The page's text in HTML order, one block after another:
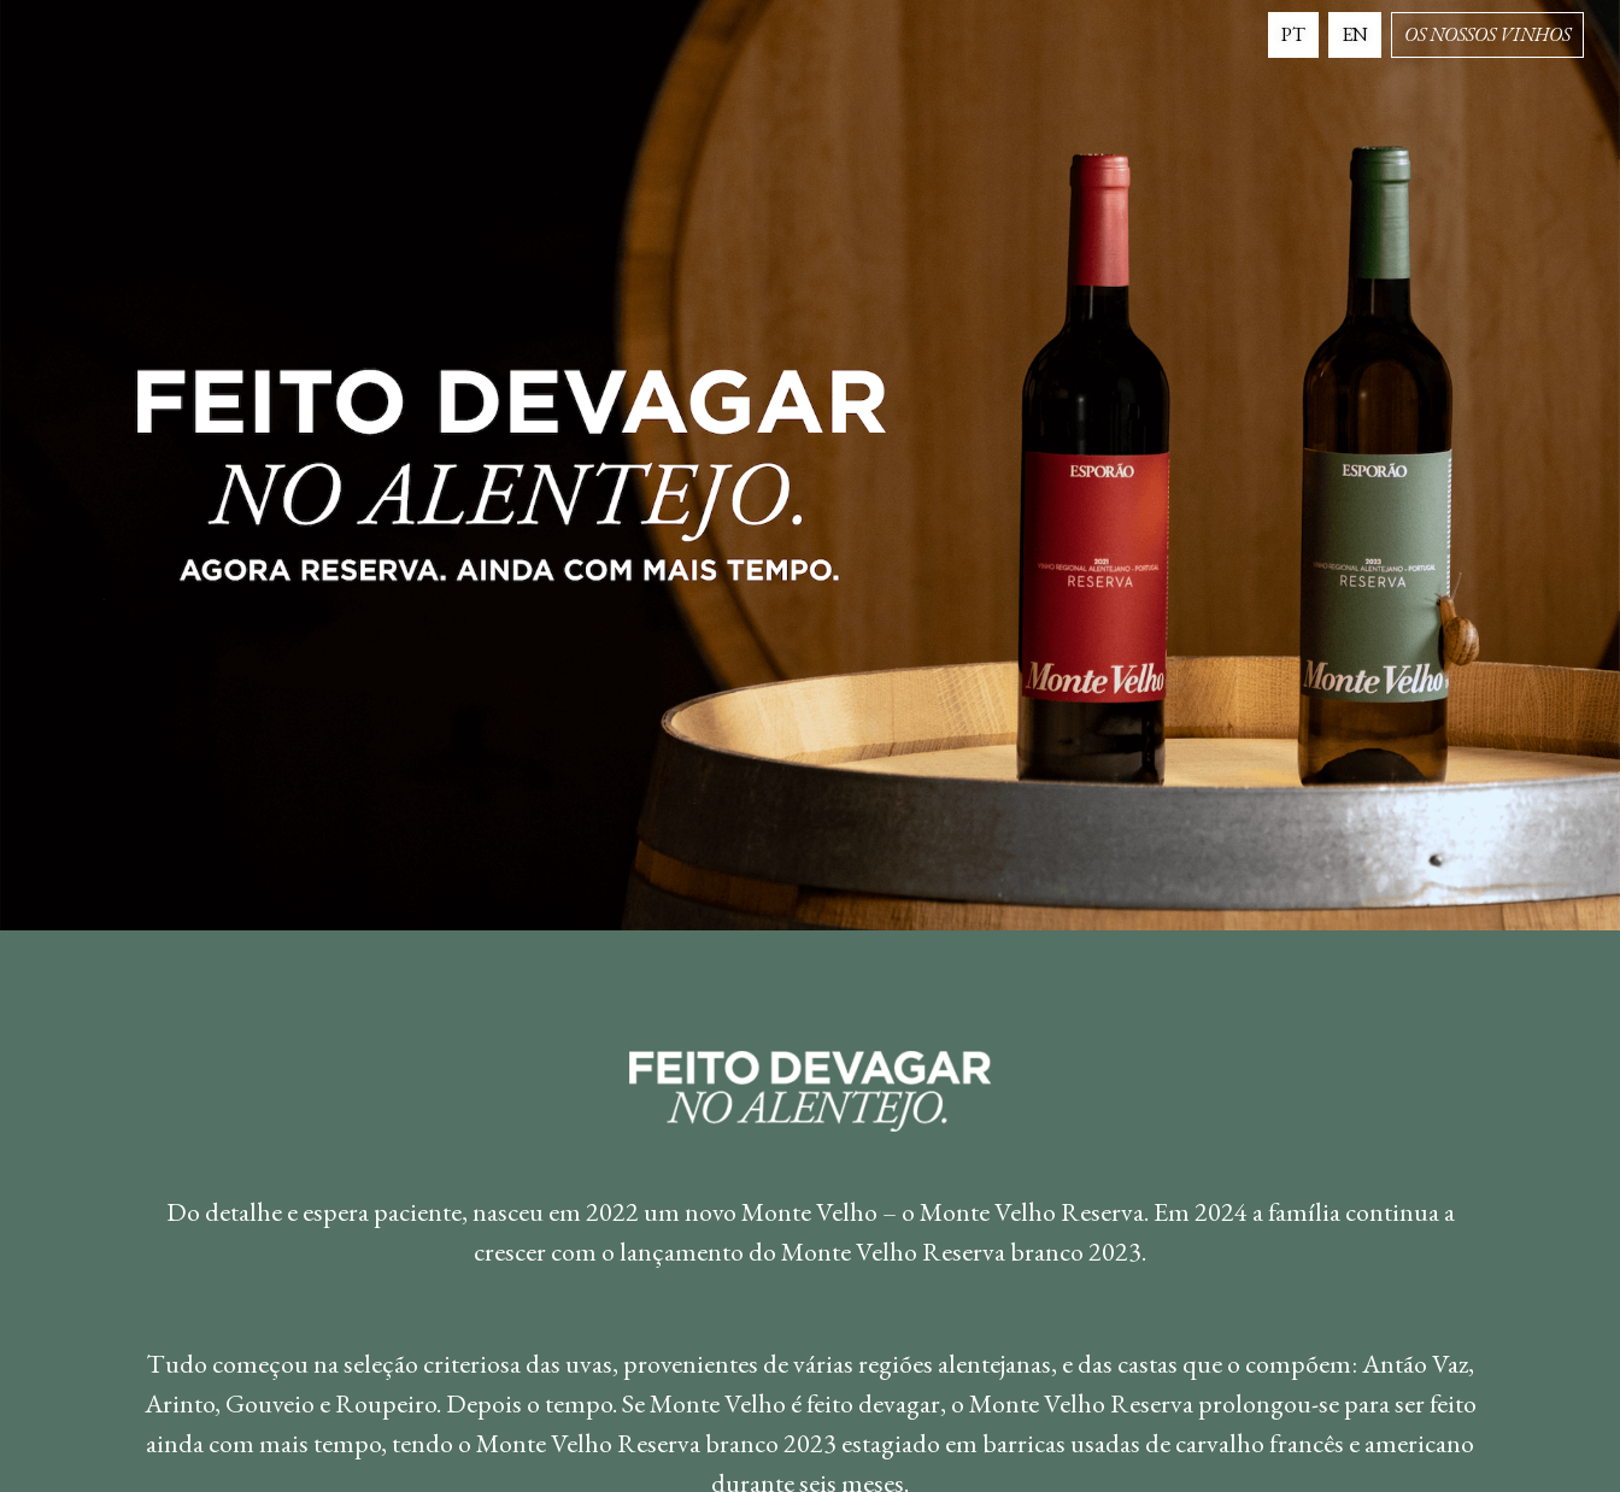
PT EN OS NOSSOS VINHOS
Do detalhe e espera paciente, nasceu em 2022 um novo Monte Velho – o Monte Velho Reserva. Em 2024 a família continua a
crescer com o lançamento do Monte Velho Reserva branco 2023.
Tudo começou na seleção criteriosa das uvas, provenientes de várias regiões alentejanas, e das castas que o compõem: Antão Vaz,
Arinto, Gouveio e Roupeiro. Depois o tempo. Se Monte Velho é feito devagar, o Monte Velho Reserva prolongou-se para ser feito
ainda com mais tempo, tendo o Monte Velho Reserva branco 2023 estagiado em barricas usadas de carvalho francês e americano
durante seis meses.